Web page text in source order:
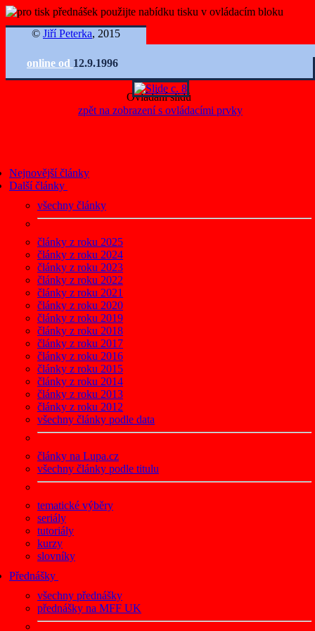
© Jiří Peterka, 2015
online od 12.9.1996
Ovládání slidů
Nejnovější články
Další články
všechny články
články z roku 2025
články z roku 2024
články z roku 2023
články z roku 2022
články z roku 2021
články z roku 2020
články z roku 2019
články z roku 2018
články z roku 2017
články z roku 2016
články z roku 2015
články z roku 2014
články z roku 2013
články z roku 2012
všechny články podle data
články na Lupa.cz
všechny články podle titulu
tematické výběry
seriály
tutoriály
kurzy
slovníky
Přednášky
všechny přednášky
přednášky na MFF UK
zpět na zobrazení s ovládacími prvky